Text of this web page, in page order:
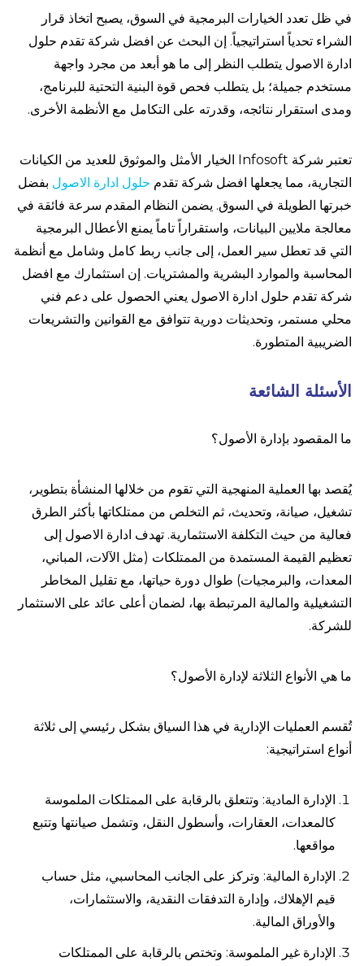
في ظل تعدد الخيارات البرمجية في السوق، يصبح اتخاذ قرار
الشراء تحدياً استراتيجياً. إن البحث عن افضل شركة تقدم حلول
ادارة الاصول يتطلب النظر إلى ما هو أبعد من مجرد واجهة
مستخدم جميلة؛ بل يتطلب فحص قوة البنية التحتية للبرنامج،
ومدى استقرار نتائجه، وقدرته على التكامل مع الأنظمة الأخرى.
تعتبر شركة Infosoft الخيار الأمثل والموثوق للعديد من الكيانات
التجارية، مما يجعلها افضل شركة تقدم حلول ادارة الاصول بفضل
خبرتها الطويلة في السوق. يضمن النظام المقدم سرعة فائقة في
معالجة ملايين البيانات، واستقراراً تاماً يمنع الأعطال البرمجية
التي قد تعطل سير العمل، إلى جانب ربط كامل وشامل مع أنظمة
المحاسبة والموارد البشرية والمشتريات. إن استثمارك مع افضل
شركة تقدم حلول ادارة الاصول يعني الحصول على دعم فني
محلي مستمر، وتحديثات دورية تتوافق مع القوانين والتشريعات
الضريبية المتطورة.
الأسئلة الشائعة
ما المقصود بإدارة الأصول؟
يُقصد بها العملية المنهجية التي تقوم من خلالها المنشأة بتطوير،
تشغيل، صيانة، وتحديث، ثم التخلص من ممتلكاتها بأكثر الطرق
فعالية من حيث التكلفة الاستثمارية. تهدف ادارة الاصول إلى
تعظيم القيمة المستمدة من الممتلكات (مثل الآلات، المباني،
المعدات، والبرمجيات) طوال دورة حياتها، مع تقليل المخاطر
التشغيلية والمالية المرتبطة بها، لضمان أعلى عائد على الاستثمار
للشركة.
ما هي الأنواع الثلاثة لإدارة الأصول؟
تُقسم العمليات الإدارية في هذا السياق بشكل رئيسي إلى ثلاثة
أنواع استراتيجية:
الإدارة المادية: وتتعلق بالرقابة على الممتلكات الملموسة
كالمعدات، العقارات، وأسطول النقل، وتشمل صيانتها وتتبع
مواقعها.
الإدارة المالية: وتركز على الجانب المحاسبي، مثل حساب
قيم الإهلاك، وإدارة التدفقات النقدية، والاستثمارات،
والأوراق المالية.
الإدارة غير الملموسة: وتختص بالرقابة على الممتلكات